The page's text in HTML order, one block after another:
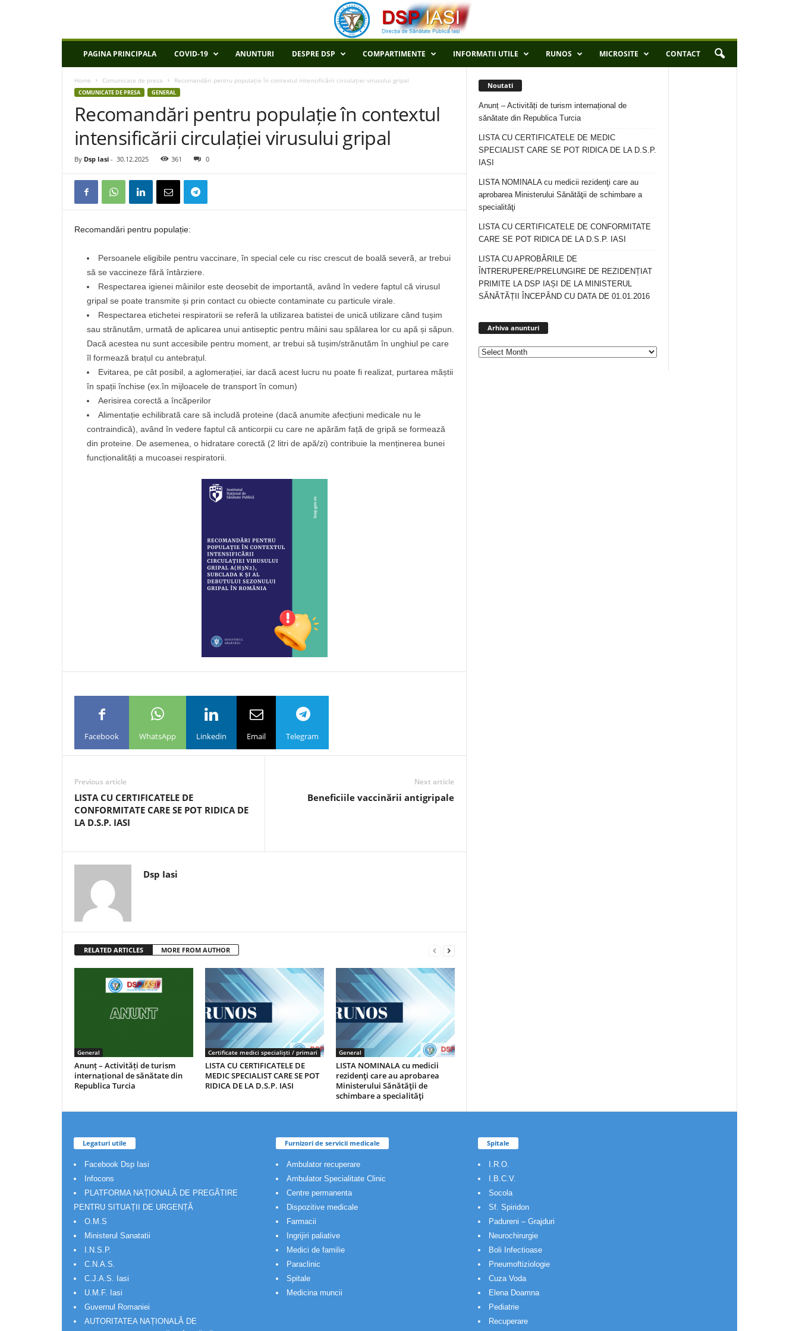
P
PAGINA PRINCIPALA COVID-19 ANUNTURI DESPRE DSP COMPARTIMENTE INFORMATII UTILE RUNOS MICROSITE CONTACT
Home Comunicate de presa Recomandări pentru populație în contextul intensificării circulației virusului gripal
COMUNICATE DE PRESA GENERAL
Recomandări pentru populație în contextul
intensificării circulației virusului gripal
By Dsp Iasi - 30.12.2025 361 0
Recomandări pentru populație:
Persoanele eligibile pentru vaccinare, în special cele cu risc crescut de boală severă, ar trebui
să se vaccineze fără întârziere.
Respectarea igienei mâinilor este deosebit de importantă, având în vedere faptul că virusul
gripal se poate transmite și prin contact cu obiecte contaminate cu particule virale.
Respectarea etichetei respiratorii se referă la utilizarea batistei de unică utilizare când tușim
sau strănutăm, urmată de aplicarea unui antiseptic pentru mâini sau spălarea lor cu apă și săpun.
Dacă acestea nu sunt accesibile pentru moment, ar trebui să tușim/strănutăm în unghiul pe care
îl formează brațul cu antebrațul.
Evitarea, pe cât posibil, a aglomerației, iar dacă acest lucru nu poate fi realizat, purtarea măștii
în spații închise (ex.în mijloacele de transport în comun)
Aerisirea corectă a încăperilor
Alimentație echilibrată care să includă proteine (dacă anumite afecțiuni medicale nu le
contraindică), având în vedere faptul că anticorpii cu care ne apărăm față de gripă se formează
din proteine. De asemenea, o hidratare corectă (2 litri de apă/zi) contribuie la menținerea bunei
funcționalități a mucoasei respiratorii.
Facebook WhatsApp Linkedin Email Telegram
Previous article
LISTA CU CERTIFICATELE DE
CONFORMITATE CARE SE POT RIDICA DE
LA D.S.P. IASI
Next article
Beneficiile vaccinării antigripale
Dsp Iasi
RELATED ARTICLES MORE FROM AUTHOR
General
Anunț – Activități de turism
internațional de sănătate din
Republica Turcia
Certificate medici specialiști / primari
LISTA CU CERTIFICATELE DE
MEDIC SPECIALIST CARE SE POT
RIDICA DE LA D.S.P. IASI
General
LISTA NOMINALA cu medicii
rezidenţi care au aprobarea
Ministerului Sănătăţii de
schimbare a specialităţi
Noutati
Anunț – Activități de turism internațional de
sănătate din Republica Turcia
LISTA CU CERTIFICATELE DE MEDIC
SPECIALIST CARE SE POT RIDICA DE LA D.S.P.
IASI
LISTA NOMINALA cu medicii rezidenţi care au
aprobarea Ministerului Sănătăţii de schimbare a
specialităţi
LISTA CU CERTIFICATELE DE CONFORMITATE
CARE SE POT RIDICA DE LA D.S.P. IASI
LISTA CU APROBĂRILE DE
ÎNTRERUPERE/PRELUNGIRE DE REZIDENȚIAT
PRIMITE LA DSP IAȘI DE LA MINISTERUL
SĂNĂTĂȚII ÎNCEPÂND CU DATA DE 01.01.2016
Arhiva anunturi
Legaturi utile
Facebook Dsp Iasi
Infocons
PLATFORMA NAȚIONALĂ DE PREGĂTIRE
PENTRU SITUAȚII DE URGENȚĂ
O.M.S
Ministerul Sanatatii
I.N.S.P.
C.N.A.S.
C.J.A.S. Iasi
U.M.F. Iasi
Guvernul Romaniei
AUTORITATEA NAȚIONALĂ DE
Furnizori de servicii medicale
Ambulator recuperare
Ambulator Specialitate Clinic
Centre permanenta
Dispozitive medicale
Farmacii
Ingrijiri paliative
Medici de familie
Paraclinic
Spitale
Medicina muncii
Spitale
I.R.O.
I.B.C.V.
Socola
Sf. Spiridon
Padureni – Grajduri
Neurochirurgie
Boli Infectioase
Pneumoftiziologie
Cuza Voda
Elena Doamna
Pediatrie
Recuperare